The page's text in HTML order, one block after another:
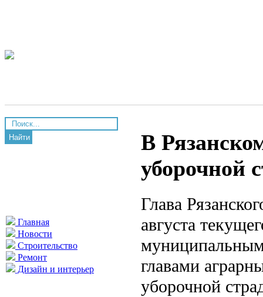
Найти
Главная
Новости
Строительство
Ремонт
Дизайн и интерьер
В
уборочной
Глава
августа
муниципальным
главами
уборочной